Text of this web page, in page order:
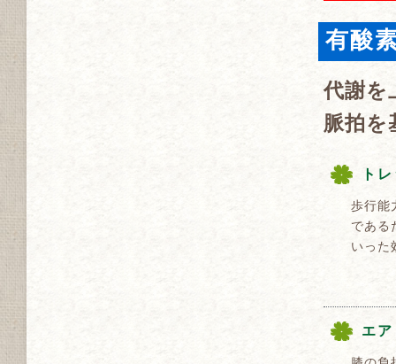
有酸
代謝を
脈拍を
ト
歩行能
である
いった
エ